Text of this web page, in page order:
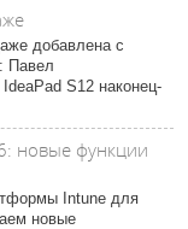
добавлена с
Павел
S12 наконец-
новые функции
Intune для
новые